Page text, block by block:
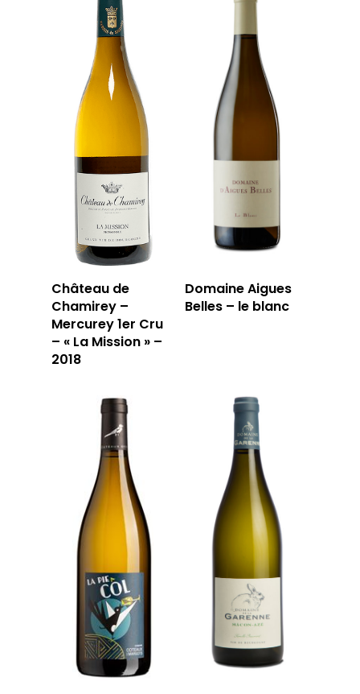
Château de
Chamirey –
Mercurey 1er Cru
– « La Mission » –
2018
Domaine Aigues
Belles – le blanc
LA CAVE
LA CAVE
APERÇU DE NOTRE
LA TOURNÉE DU
LA TABLE
LA CARTE DU
JOUR
RÉSERVER